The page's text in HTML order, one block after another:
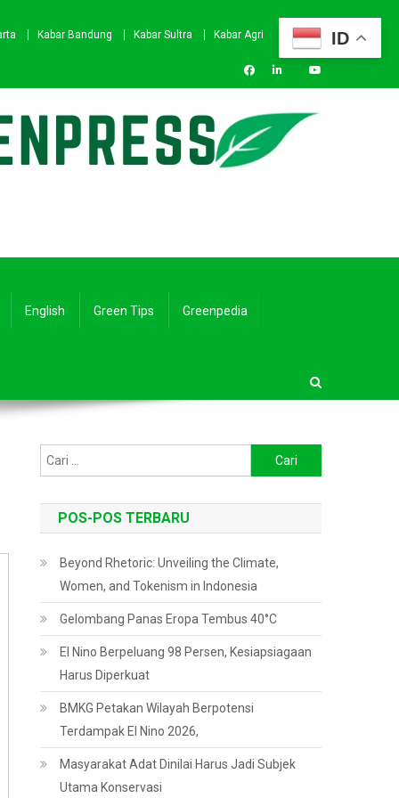
Kabar Bandung Kabar Sultra Kabar Agri
English Green Tips Greenpedia
untuk:
POS-POS TERBARU
Beyond Rhetoric: Unveiling the Climate,
Women, and Tokenism in Indonesia
Gelombang Panas Eropa Tembus 40°C
El Nino Berpeluang 98 Persen, Kesiapsiagaan
Harus Diperkuat
BMKG Petakan Wilayah Berpotensi
Terdampak El Nino 2026,
Masyarakat Adat Dinilai Harus Jadi Subjek
Utama Konservasi
ID